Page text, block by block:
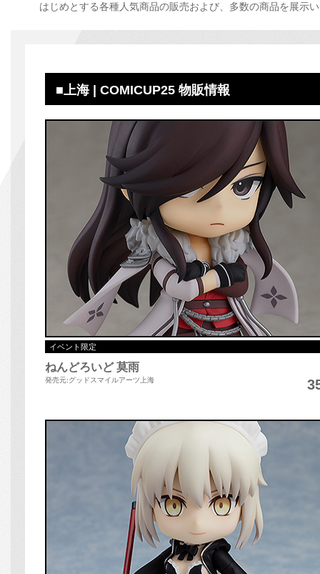
はじめとする各種人気商品の販売および、多数の商品を展示